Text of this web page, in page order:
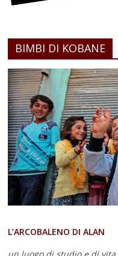
BIMBI DI KOBANE
L’ARCOBALENO DI ALAN